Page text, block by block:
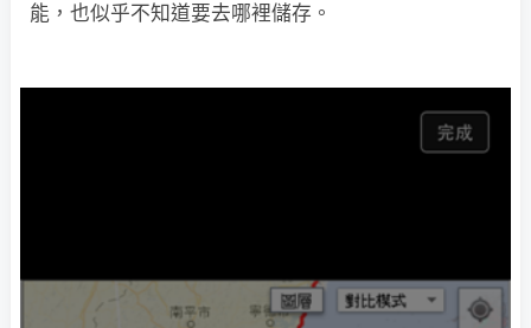
能，也似乎不知道要去哪裡儲存。